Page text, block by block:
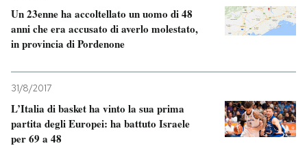
Un 23enne ha accoltellato un uomo di 48
anni che era accusato di averlo molestato,
in provincia di Pordenone
31/8/2017
L’Italia di basket ha vinto la sua prima
partita degli Europei: ha battuto Israele
per 69 a 48